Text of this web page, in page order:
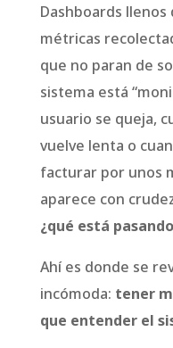
Dashboards
métricas
que no paran de
sistema está
usuario se queja,
vuelve lenta o
facturar por unos
aparece con
¿qué está
Ahí es donde se
incómoda: tener
que entender el